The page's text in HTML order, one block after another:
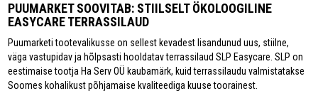
PUUMARKET SOOVITAB: STIILSELT ÖKOLOOGILINE
EASYCARE TERRASSILAUD
Puumarketi tootevalikusse on sellest kevadest lisandunud uus, stiilne,
väga vastupidav ja hõlpsasti hooldatav terrassilaud SLP Easycare. SLP on
eestimaise tootja Ha Serv OÜ kaubamärk, kuid terrassilaudu valmistatakse
Soomes kohalikust põhjamaise kvaliteediga kuuse toorainest.